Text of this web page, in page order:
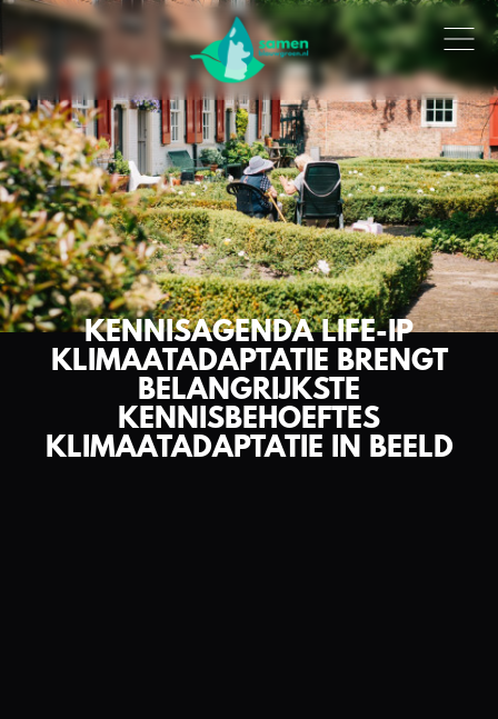
KENNISAGENDA LIFE-IP
KLIMAATADAPTATIE BRENGT
BELANGRIJKSTE
KENNISBEHOEFTES
KLIMAATADAPTATIE IN BEELD